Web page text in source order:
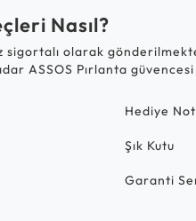
Nasıl?
sigortalı olarak
ASSOS Pırlanta güvencesi
Hediye
Şık Kutu
Garanti